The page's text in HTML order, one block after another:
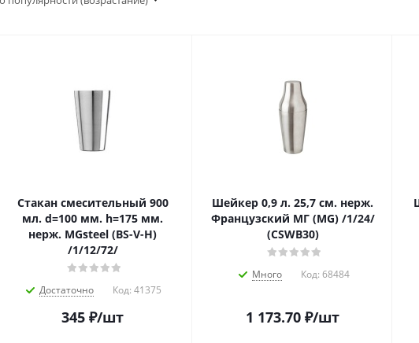
Стакан смесительный 900
мл. d=100 мм. h=175 мм.
нерж. MGsteel (BS-V-H)
/1/12/72/
Достаточно Код: 41375
345 ₽/шт
Шейкер 0,9 л. 25,7 см. нерж.
Французский МГ (MG) /1/24/
(CSWB30)
Много Код: 68484
1 173.70 ₽/шт